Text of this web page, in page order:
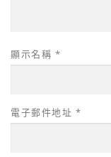
顯示名稱 *
電子郵件地址 *